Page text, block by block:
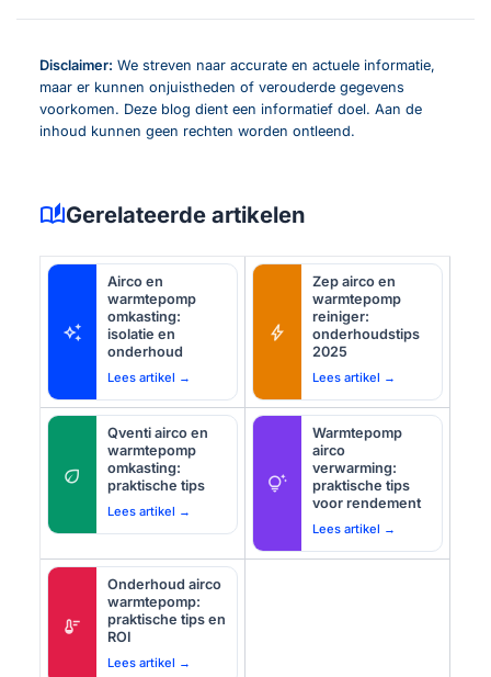
Disclaimer: We streven naar accurate en actuele informatie,
maar er kunnen onjuistheden of verouderde gegevens
voorkomen. Deze blog dient een informatief doel. Aan de
inhoud kunnen geen rechten worden ontleend.
auto_storiesGerelateerde artikelen
auto_awesome
Airco en
warmtepomp
omkasting:
isolatie en
onderhoud
Lees artikel →
bolt
Zep airco en
warmtepomp
reiniger:
onderhoudstips
2025
Lees artikel →
eco
Qventi airco en
warmtepomp
omkasting:
praktische tips
Lees artikel →
tips_and_updates
Warmtepomp
airco
verwarming:
praktische tips
voor rendement
Lees artikel →
thermostat
Onderhoud airco
warmtepomp:
praktische tips en
ROI
Lees artikel →